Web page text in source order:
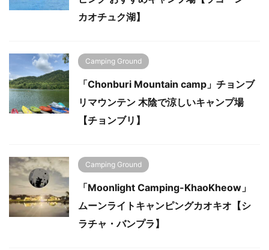
カオチュク湖】
Camping Ground
「Chonburi Mountain camp」チョンブ
リマウンテン 木陰で涼しいキャンプ場
【チョンブリ】
Camping Ground
「Moonlight Camping-KhaoKheow」
ムーンライトキャンピングカオキオ【シ
ラチャ・バンプラ】